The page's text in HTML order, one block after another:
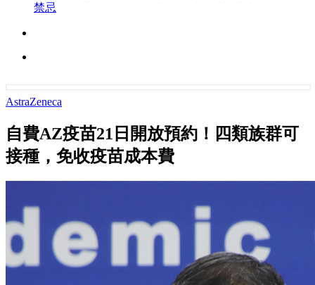
禁忌
AstraZeneca
自費AZ疫苗21日開放預約！四類族群可
接種，免收疫苗成本費